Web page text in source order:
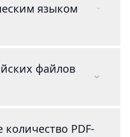
языком
файлов
PDF-